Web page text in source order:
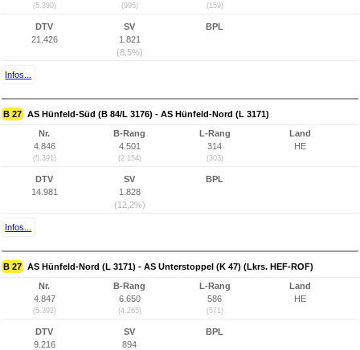
(5.390) (995) (159)
DTV
21.426
SV
1.821
(8,5%)
BPL
Infos...
B 27 AS Hünfeld-Süd (B 84/L 3176) - AS Hünfeld-Nord (L 3171)
Nr.
4.846
(5.391)
B-Rang
4.501
(2.154)
L-Rang
314
(303)
Land
HE
DTV
14.981
SV
1.828
(12,2%)
BPL
Infos...
B 27 AS Hünfeld-Nord (L 3171) - AS Unterstoppel (K 47) (Lkrs. HEF-ROF)
Nr.
4.847
(5.392)
B-Rang
6.650
(4.265)
L-Rang
586
(571)
Land
HE
DTV
9.216
SV
894
BPL